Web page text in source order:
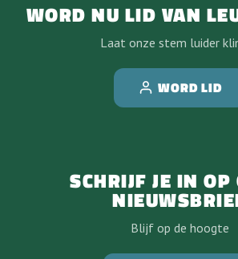
WORD NU LID VAN
Laat onze stem luider
WORD LID
SCHRIJF JE IN OP
Blijf op de hoogte